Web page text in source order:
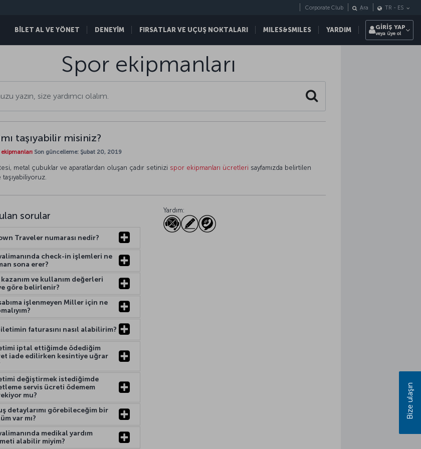
BİLET AL VE YÖNET DENEYİM FIRSATLAR VE UÇUŞ NOKTALARI MILES&SMILES YARDIM
Corporate Club Ara TR - ES
GİRİŞ YAP
veya üye ol
Spor ekipmanları
Search
taşıyabilir misiniz?
ekipmanları Son güncelleme: Şubat 20, 2019
metal çubuklar ve aparatlardan oluşan çadır setinizi spor ekipmanları ücretleri sayfamızda belirtilen
sorular
Traveler numarası nedir?
check-in işlemleri ne
sona erer?
ve kullanım değerleri
göre belirlenir?
işlenmeyen Miller için ne
faturasını nasıl alabilirim?
iptal ettiğimde ödediğim
iade edilirken kesintiye uğrar
değiştirmek istediğimde
servis ücreti ödemem
mu?
detaylarımı görebileceğim bir
var mı?
medikal yardım
alabilir miyim?
Yardım:
Bize ulaşın